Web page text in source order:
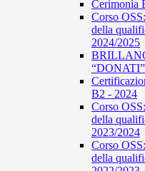
Cerimonia
Corso
della
2024/2025
B2 - 2024
Corso
della
2023/2024
Corso
della